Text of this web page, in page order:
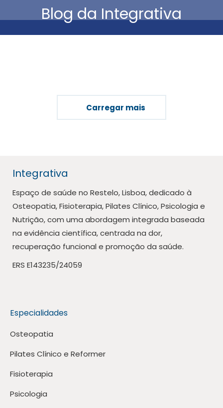
Está aqui:
Blog da Integrativa
Carregar mais
Integrativa
Espaço de saúde no Restelo, Lisboa, dedicado à
Osteopatia, Fisioterapia, Pilates Clínico, Psicologia e
Nutrição, com uma abordagem integrada baseada
na evidência científica, centrada na dor,
recuperação funcional e promoção da saúde.
ERS E143235/24059
Especialidades
Osteopatia
Pilates Clínico e Reformer
Fisioterapia
Psicologia